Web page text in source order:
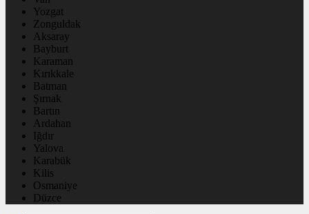
Yozgat
Zonguldak
Aksaray
Bayburt
Karaman
Kırıkkale
Batman
Şırnak
Bartın
Ardahan
Iğdır
Yalova
Karabük
Kilis
Osmaniye
Düzce